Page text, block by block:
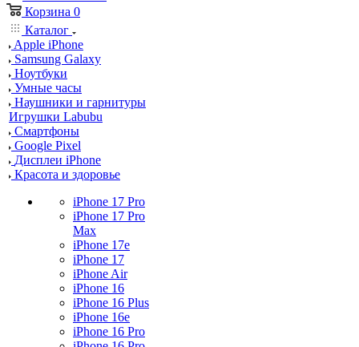
Корзина 0
Каталог
Apple iPhone
Samsung Galaxy
Ноутбуки
Умные часы
Наушники и гарнитуры
Игрушки Labubu
Смартфоны
Google Pixel
Дисплеи iPhone
Красота и здоровье
iPhone 17 Pro
iPhone 17 Pro
Max
iPhone 17e
iPhone 17
iPhone Air
iPhone 16
iPhone 16 Plus
iPhone 16e
iPhone 16 Pro